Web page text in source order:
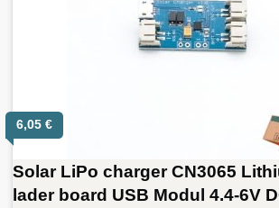
6,05 €
Solar LiPo charger CN3065
lader board USB Modul 4.4-6V